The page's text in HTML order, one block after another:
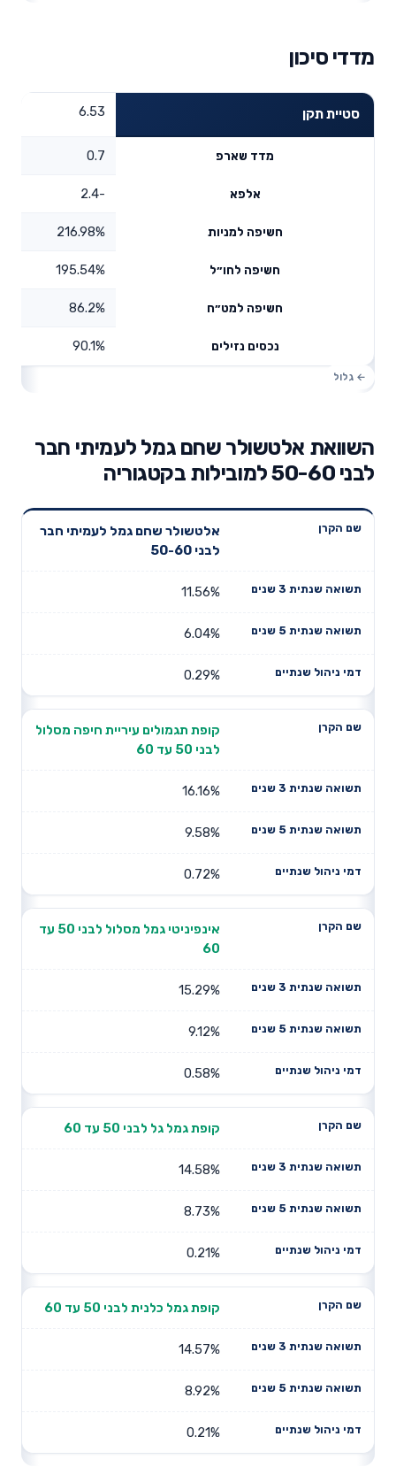
מדדי סיכון
סטיית תקן 6.53
מדד שארפ 0.7
אלפא -2.4
חשיפה למניות 216.98%
חשיפה לחו״ל 195.54%
חשיפה למט״ח 86.2%
נכסים נזילים 90.1%
השוואת אלטשולר שחם גמל לעמיתי חבר
לבני 50-60 למובילות בקטגוריה
שנתית 3
תשואה
דמי ניהול
אלטשולר שחם גמל לעמיתי חבר
לבני 50-60
11.56%
6.04%
0.29%
קופת תגמולים עיריית חיפה מסלול
לבני 50 עד 60
16.16%
9.58%
0.72%
אינפיניטי גמל מסלול לבני 50 עד
60
15.29%
9.12%
0.58%
קופת גמל גל לבני 50 עד 60
14.58%
8.73%
0.21%
קופת גמל כלנית לבני 50 עד 60
14.57%
8.92%
0.21%